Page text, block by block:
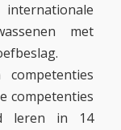
met
competenties
leren in 14